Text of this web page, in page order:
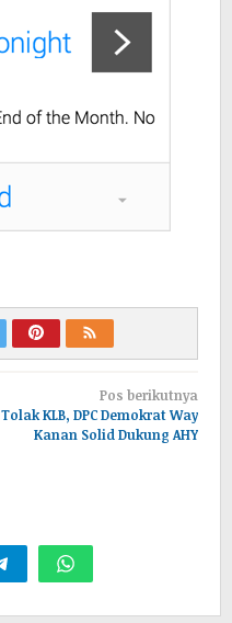
Pos berikutnya
Tolak KLB, DPC Demokrat Way
Kanan Solid Dukung AHY